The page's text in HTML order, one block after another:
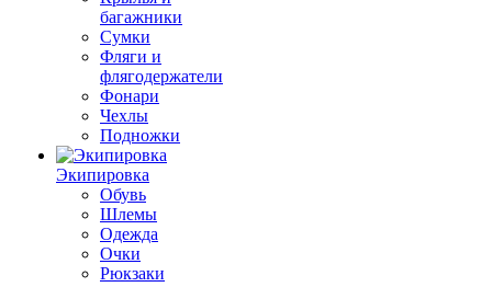
багажники
Сумки
Фляги и
флягодержатели
Фонари
Чехлы
Подножки
Экипировка
Обувь
Шлемы
Одежда
Очки
Рюкзаки